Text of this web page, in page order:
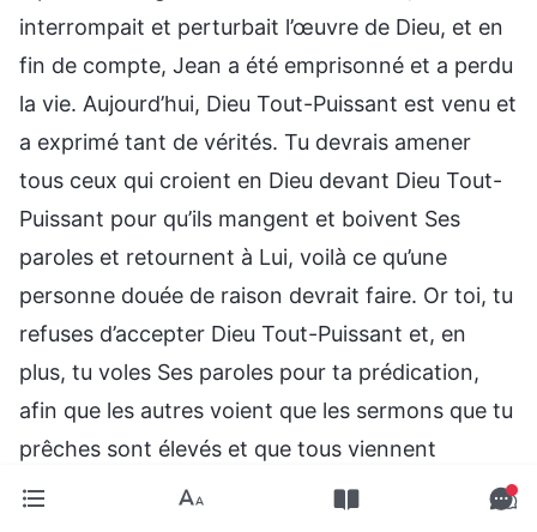
interrompait et perturbait l’œuvre de Dieu, et en
fin de compte, Jean a été emprisonné et a perdu
la vie. Aujourd’hui, Dieu Tout-Puissant est venu et
a exprimé tant de vérités. Tu devrais amener
tous ceux qui croient en Dieu devant Dieu Tout-
Puissant pour qu’ils mangent et boivent Ses
paroles et retournent à Lui, voilà ce qu’une
personne douée de raison devrait faire. Or toi, tu
refuses d’accepter Dieu Tout-Puissant et, en
plus, tu voles Ses paroles pour ta prédication,
afin que les autres voient que les sermons que tu
prêches sont élevés et que tous viennent
t’admirer et te suivre. C’est là induire les gens en